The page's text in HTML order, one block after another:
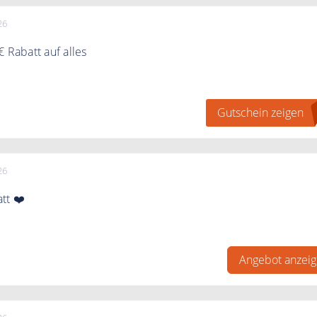
Rabatt auf alles
Gutschein zeigen
❤️
Angebot